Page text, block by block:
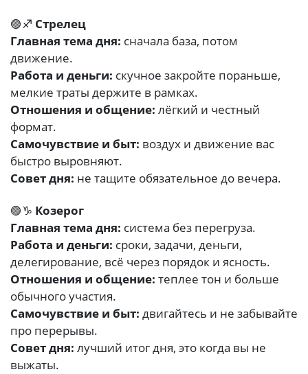
🟣♐ Стрелец
Главная тема дня: сначала база, потом
движение.
Работа и деньги: скучное закройте пораньше,
мелкие траты держите в рамках.
Отношения и общение: лёгкий и честный
формат.
Самочувствие и быт: воздух и движение вас
быстро выровняют.
Совет дня: не тащите обязательное до вечера.
🟣♑ Козерог
Главная тема дня: система без перегруза.
Работа и деньги: сроки, задачи, деньги,
делегирование, всё через порядок и ясность.
Отношения и общение: теплее тон и больше
обычного участия.
Самочувствие и быт: двигайтесь и не забывайте
про перерывы.
Совет дня: лучший итог дня, это когда вы не
выжаты.